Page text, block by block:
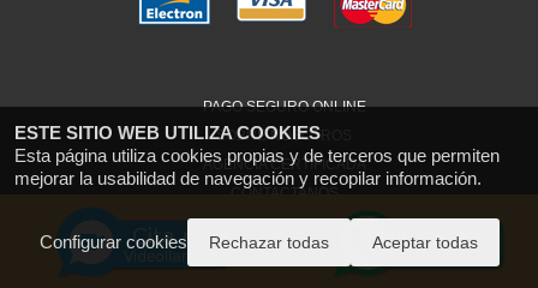
ESTE SITIO WEB UTILIZA COOKIES
Esta página utiliza cookies propias y de terceros que permiten
mejorar la usabilidad de navegación y recopilar información.
Configurar cookies Rechazar todas Aceptar todas
PAGO SEGURO ONLINE
SOBRE NOSOTROS
AGENCIA CERTIFICADA
CONTACTANOS